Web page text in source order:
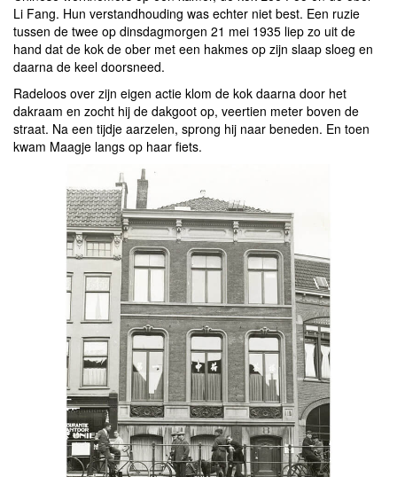
Li Fang. Hun verstandhouding was echter niet best. Een ruzie
tussen de twee op dinsdagmorgen 21 mei 1935 liep zo uit de
hand dat de kok de ober met een hakmes op zijn slaap sloeg en
daarna de keel doorsneed.
Radeloos over zijn eigen actie klom de kok daarna door het
dakraam en zocht hij de dakgoot op, veertien meter boven de
straat. Na een tijdje aarzelen, sprong hij naar beneden. En toen
kwam Maagje langs op haar fiets.